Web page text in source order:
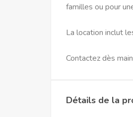
familles ou pour
La location inclut
Contactez dès
Détails de la